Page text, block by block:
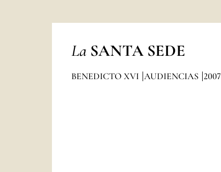
La SANTA SEDE
BENEDICTO XVI AUDIENCIAS 2007